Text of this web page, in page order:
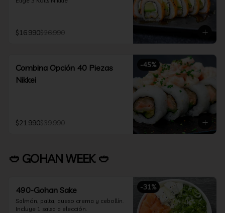
$16.990$26.990
-45%
Combina Opción 40 Piezas
Nikkei
$21.990$39.990
🥙 GOHAN WEEK 🥙
-31%
490-Gohan Sake
Salmón, palta, queso crema y cebollín.
Incluye 1 salsa a elección.